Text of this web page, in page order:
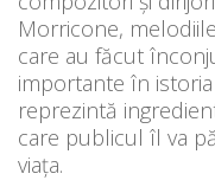
Morricone,
care au făcut
importante în
reprezintă
care publicul îl va
viața.